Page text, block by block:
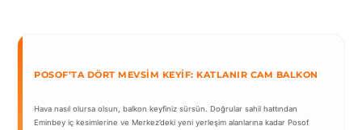
POSOF’TA DÖRT MEVSIM KEYIF: KATLANIR CAM BALKON
Hava nasıl olursa olsun, balkon keyfiniz sürsün. Doğrular sahil hattından
Eminbey iç kesimlerine ve Merkez’deki yeni yerleşim alanlarına kadar Posof